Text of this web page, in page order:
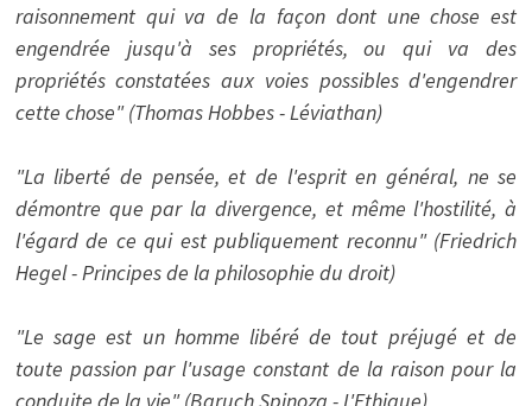
raisonnement qui va de la façon dont une chose est
engendrée jusqu'à ses propriétés, ou qui va des
propriétés constatées aux voies possibles d'engendrer
cette chose" (Thomas Hobbes - Léviathan)
"La liberté de pensée, et de l'esprit en général, ne se
démontre que par la divergence, et même l'hostilité, à
l'égard de ce qui est publiquement reconnu" (Friedrich
Hegel - Principes de la philosophie du droit)
"Le sage est un homme libéré de tout préjugé et de
toute passion par l'usage constant de la raison pour la